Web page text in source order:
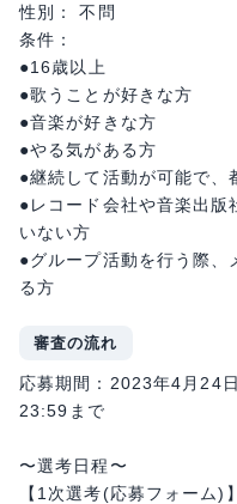
性別： 不問
条件：
●16歳以上
●歌うことが好きな方
●音楽が好きな方
●やる気がある方
●継続して活動が可能で、
●レコード会社や音楽出版
いない方
●グループ活動を行う際、
る方
審査の流れ
応募期間：2023年4月24
23:59まで
〜選考日程〜
【1次選考(応募フォーム